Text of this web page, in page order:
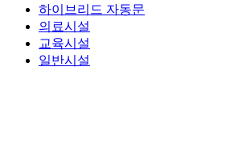
하이브리드 자동문
의료시설
교육시설
일반시설